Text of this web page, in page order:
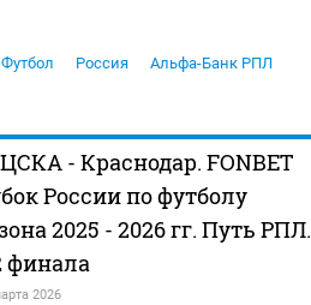
Футбол Россия
Альфа-Банк РПЛ
ЦСКА - Краснодар. FONBET
России по футболу
2025 - 2026 гг. Путь РПЛ.
финала
2026